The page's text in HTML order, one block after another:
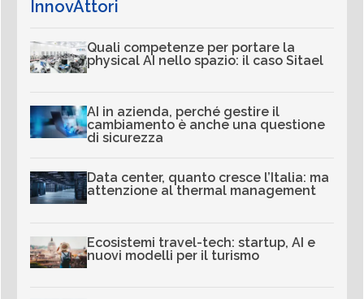
InnovAttori
Quali competenze per portare la
physical AI nello spazio: il caso Sitael
AI in azienda, perché gestire il
cambiamento è anche una questione
di sicurezza
Data center, quanto cresce l’Italia: ma
attenzione al thermal management
Ecosistemi travel-tech: startup, AI e
nuovi modelli per il turismo